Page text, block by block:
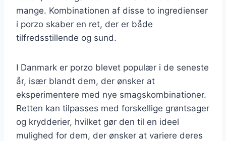
mange. Kombinationen af disse to ingredienser
i porzo skaber en ret, der er både
tilfredsstillende og sund.
I Danmark er porzo blevet populær i de seneste
år, især blandt dem, der ønsker at
eksperimentere med nye smagskombinationer.
Retten kan tilpasses med forskellige grøntsager
og krydderier, hvilket gør den til en ideel
mulighed for dem, der ønsker at variere deres